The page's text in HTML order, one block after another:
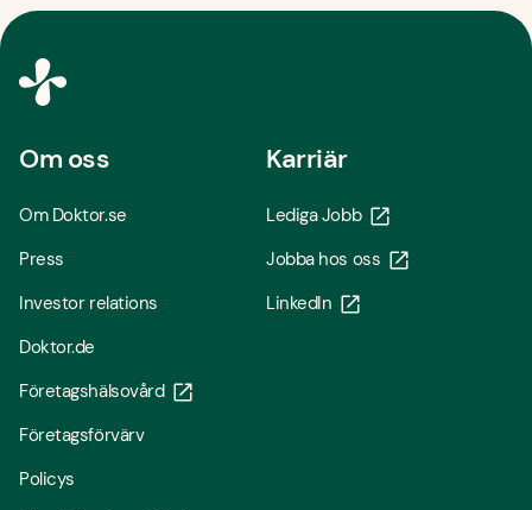
Om oss
Om Doktor.se
Press
Investor relations
Doktor.de
Företagshälsovård
Företagsförvärv
Policys
Karriär
Lediga Jobb
Jobba hos oss
LinkedIn